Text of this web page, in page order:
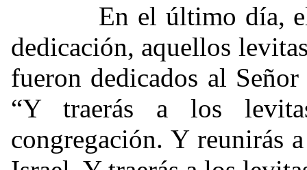
En el último día, el
dedicación, aquellos
fueron dedicados al
“Y traerás a los
congregación. Y reunirás